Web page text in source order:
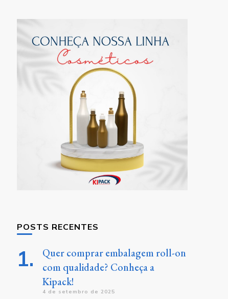
POSTS RECENTES
Quer comprar embalagem roll-on
com qualidade? Conheça a
Kipack!
4 de setembro de 2025